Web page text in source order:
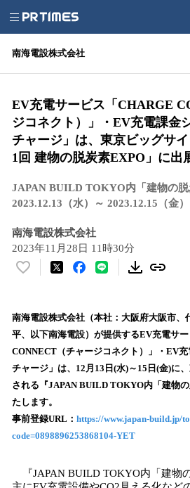
南海電設株式会社
EV充電サービス「CHARGE
ジコネクト）」・EV充電課金
チャージ」は、東京ビッグサ
1回 建物の脱炭素EXPO」に出
JAPAN BUILD TOKYO内「建物の
2023.12.13（水）～ 2023.12.15（金）
南海電設株式会社
2023年11月28日 11時30分
い
！
数
を
込
み
中
で
南海電設株式会社（本社：大阪府大阪市、
平、以下南海電設）が提供するEV充電サ
CONNECT（チャージコネクト）」・EV
チャージ」は、12月13日(水)～15日(金)に
される『JAPAN BUILD TOKYO内「建物
たします。
事前登録URL： https://www.japan-build.jp/
code=0898896253868104-YET
『JAPAN BUILD TOKYO内「建物